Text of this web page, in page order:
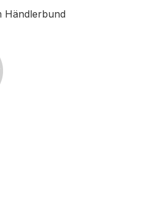
Händlerbund